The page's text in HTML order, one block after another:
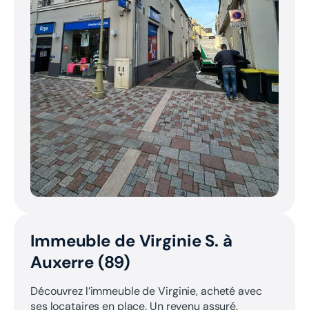
Immeuble de Virginie S. à
Auxerre (89)
Découvrez l’immeuble de Virginie, acheté avec
ses locataires en place. Un revenu assuré.